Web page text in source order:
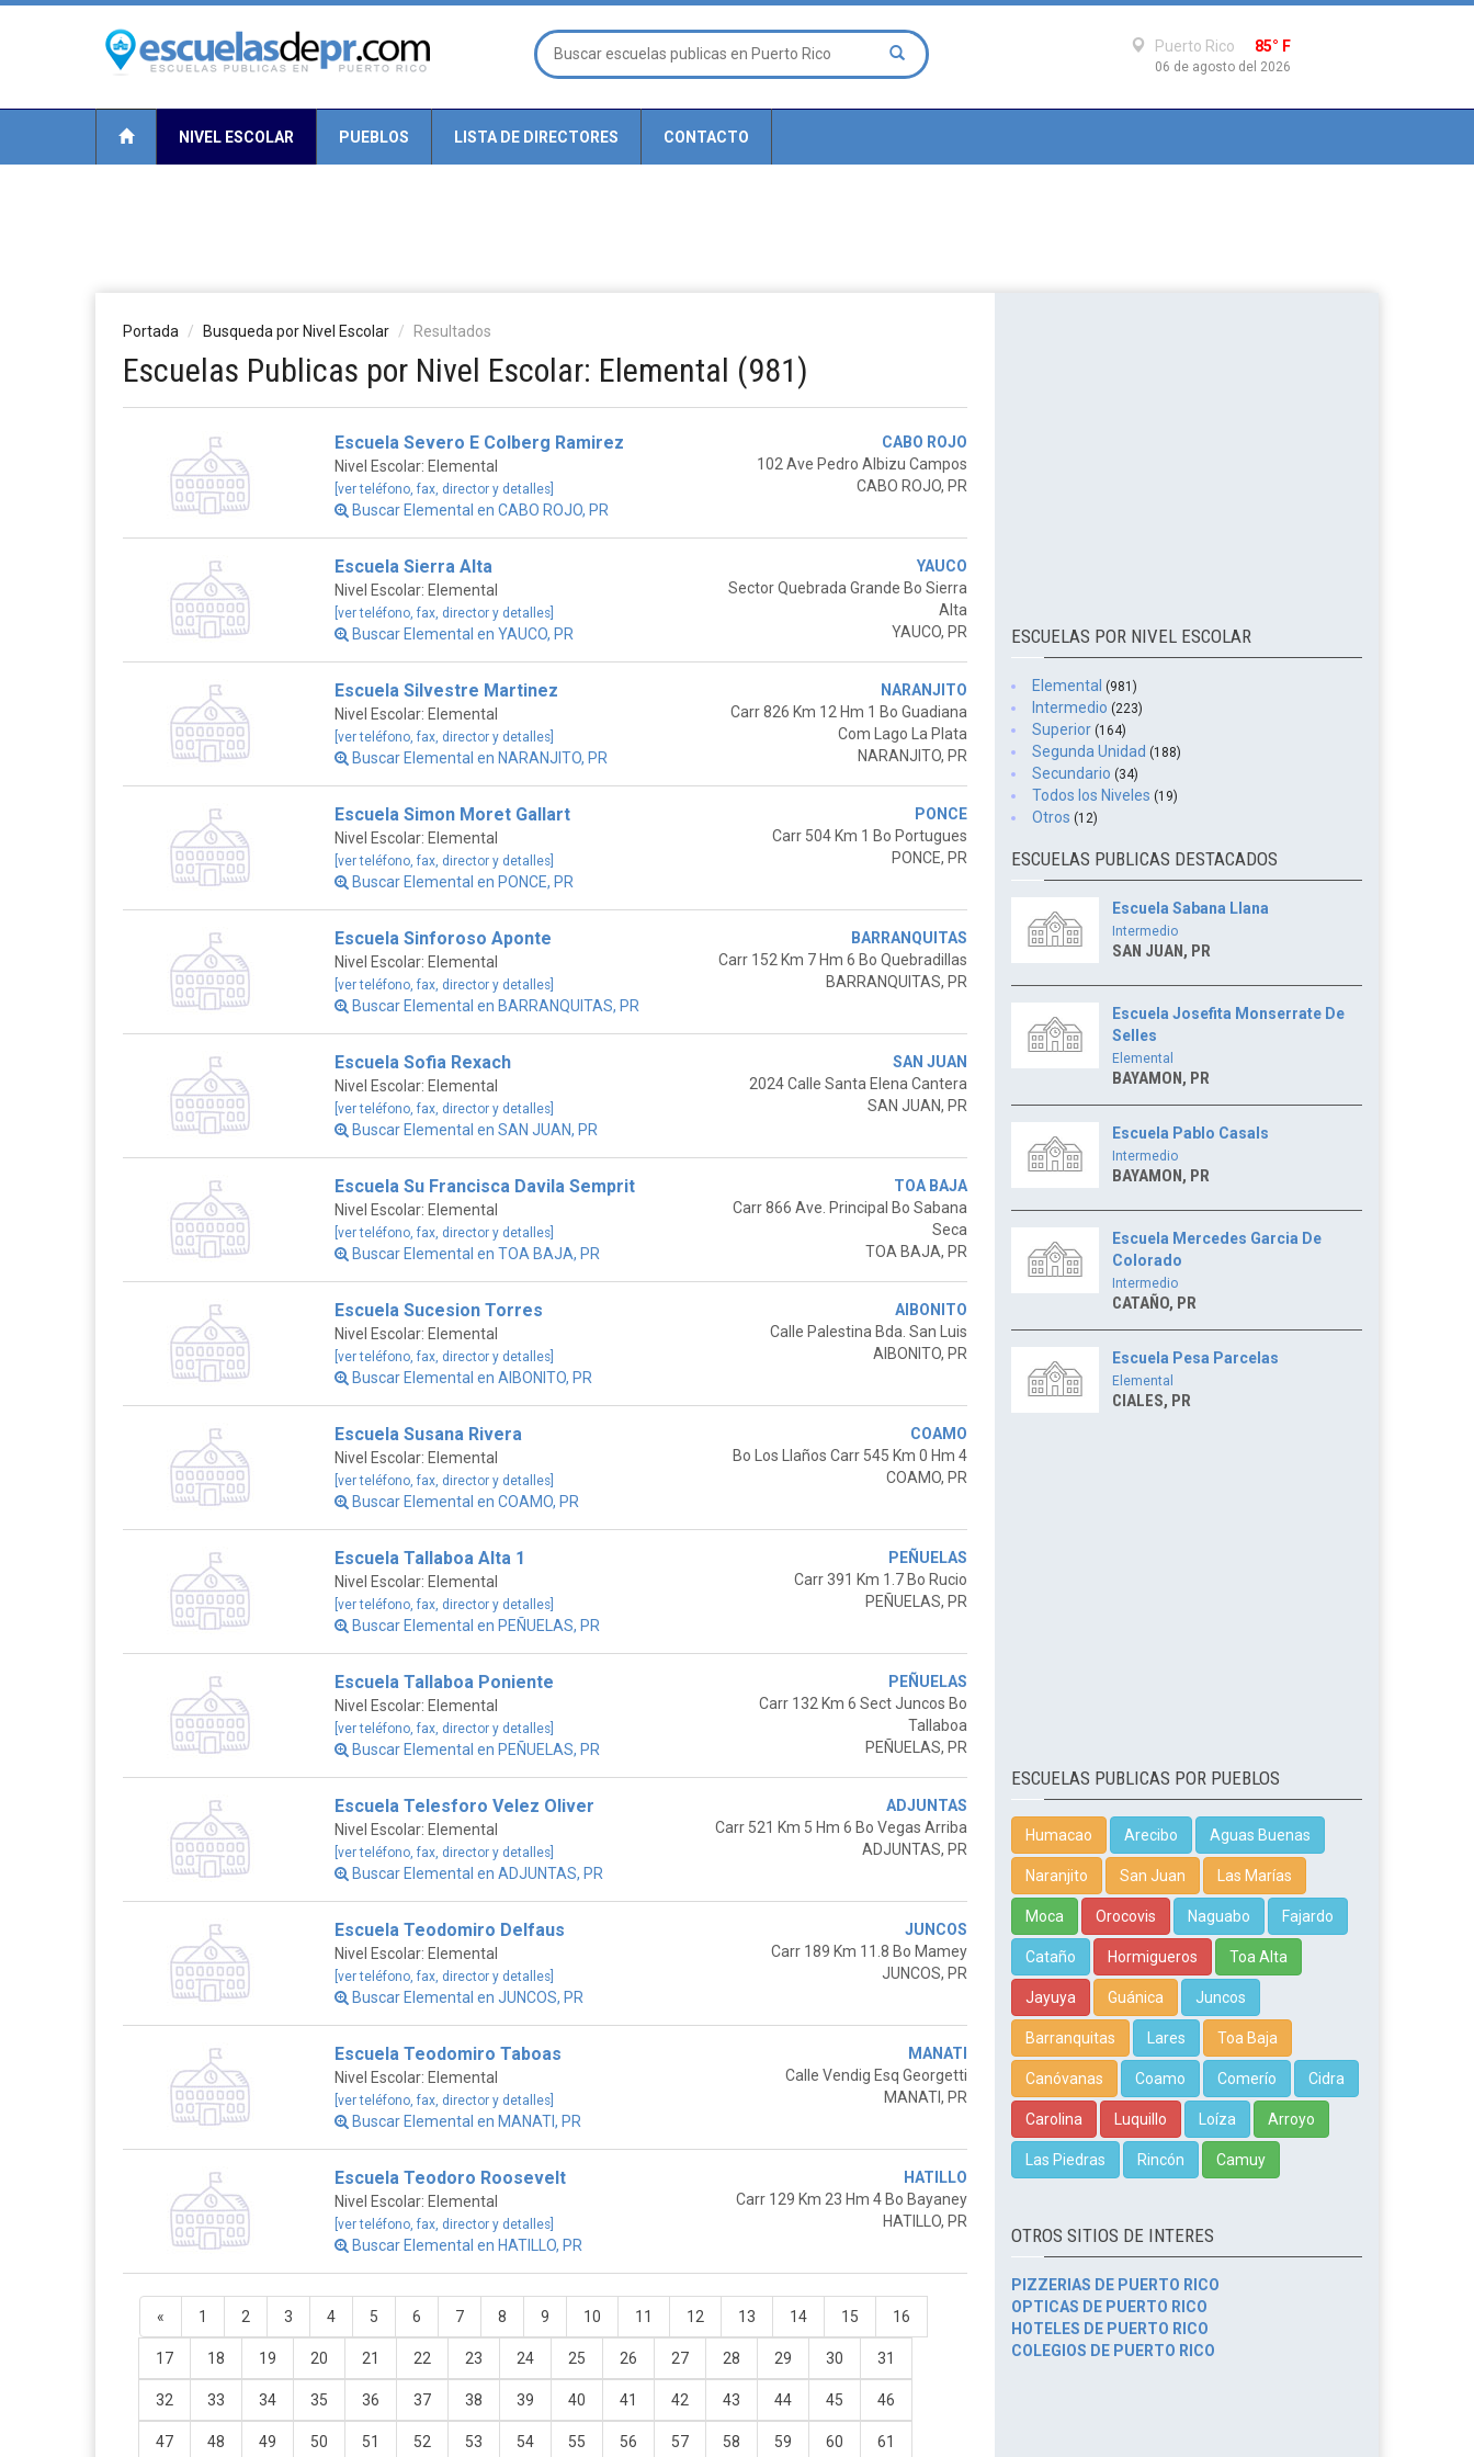
Puerto Rico 85° F
06 de agosto del 2026
NIVEL ESCOLAR PUEBLOS LISTA DE DIRECTORES CONTACTO
Portada Busqueda por Nivel Escolar Resultados
Escuelas Publicas por Nivel Escolar: Elemental (981)
Escuela Severo E Colberg Ramirez
Nivel Escolar: Elemental
[ver teléfono, fax, director y detalles]
Buscar Elemental en CABO ROJO, PR
CABO ROJO
102 Ave Pedro Albizu Campos
CABO ROJO, PR
Escuela Sierra Alta
Nivel Escolar: Elemental
[ver teléfono, fax, director y detalles]
Buscar Elemental en YAUCO, PR
YAUCO
Sector Quebrada Grande Bo Sierra
Alta
YAUCO, PR
Escuela Silvestre Martinez
Nivel Escolar: Elemental
[ver teléfono, fax, director y detalles]
Buscar Elemental en NARANJITO, PR
NARANJITO
Carr 826 Km 12 Hm 1 Bo Guadiana
Com Lago La Plata
NARANJITO, PR
Escuela Simon Moret Gallart
Nivel Escolar: Elemental
[ver teléfono, fax, director y detalles]
Buscar Elemental en PONCE, PR
PONCE
Carr 504 Km 1 Bo Portugues
PONCE, PR
Escuela Sinforoso Aponte
Nivel Escolar: Elemental
[ver teléfono, fax, director y detalles]
Buscar Elemental en BARRANQUITAS, PR
BARRANQUITAS
Carr 152 Km 7 Hm 6 Bo Quebradillas
BARRANQUITAS, PR
Escuela Sofia Rexach
Nivel Escolar: Elemental
[ver teléfono, fax, director y detalles]
Buscar Elemental en SAN JUAN, PR
SAN JUAN
2024 Calle Santa Elena Cantera
SAN JUAN, PR
Escuela Su Francisca Davila Semprit
Nivel Escolar: Elemental
[ver teléfono, fax, director y detalles]
Buscar Elemental en TOA BAJA, PR
TOA BAJA
Carr 866 Ave. Principal Bo Sabana
Seca
TOA BAJA, PR
Escuela Sucesion Torres
Nivel Escolar: Elemental
[ver teléfono, fax, director y detalles]
Buscar Elemental en AIBONITO, PR
AIBONITO
Calle Palestina Bda. San Luis
AIBONITO, PR
Escuela Susana Rivera
Nivel Escolar: Elemental
[ver teléfono, fax, director y detalles]
Buscar Elemental en COAMO, PR
COAMO
Bo Los Llaños Carr 545 Km 0 Hm 4
COAMO, PR
Escuela Tallaboa Alta 1
Nivel Escolar: Elemental
[ver teléfono, fax, director y detalles]
Buscar Elemental en PEÑUELAS, PR
PEÑUELAS
Carr 391 Km 1.7 Bo Rucio
PEÑUELAS, PR
Escuela Tallaboa Poniente
Nivel Escolar: Elemental
[ver teléfono, fax, director y detalles]
Buscar Elemental en PEÑUELAS, PR
PEÑUELAS
Carr 132 Km 6 Sect Juncos Bo
Tallaboa
PEÑUELAS, PR
Escuela Telesforo Velez Oliver
Nivel Escolar: Elemental
[ver teléfono, fax, director y detalles]
Buscar Elemental en ADJUNTAS, PR
ADJUNTAS
Carr 521 Km 5 Hm 6 Bo Vegas Arriba
ADJUNTAS, PR
Escuela Teodomiro Delfaus
Nivel Escolar: Elemental
[ver teléfono, fax, director y detalles]
Buscar Elemental en JUNCOS, PR
JUNCOS
Carr 189 Km 11.8 Bo Mamey
JUNCOS, PR
Escuela Teodomiro Taboas
Nivel Escolar: Elemental
[ver teléfono, fax, director y detalles]
Buscar Elemental en MANATI, PR
MANATI
Calle Vendig Esq Georgetti
MANATI, PR
Escuela Teodoro Roosevelt
Nivel Escolar: Elemental
[ver teléfono, fax, director y detalles]
Buscar Elemental en HATILLO, PR
HATILLO
Carr 129 Km 23 Hm 4 Bo Bayaney
HATILLO, PR
« 1 2 3 4 5 6 7 8 9 10 11 12 13 14 15 16
17 18 19 20 21 22 23 24 25 26 27 28 29 30 31
32 33 34 35 36 37 38 39 40 41 42 43 44 45 46
47 48 49 50 51 52 53 54 55 56 57 58 59 60 61
ESCUELAS POR NIVEL ESCOLAR
Elemental (981)
Intermedio (223)
Superior (164)
Segunda Unidad (188)
Secundario (34)
Todos los Niveles (19)
Otros (12)
ESCUELAS PUBLICAS DESTACADOS
Escuela Sabana Llana
Intermedio
SAN JUAN, PR
Escuela Josefita Monserrate De
Selles
Elemental
BAYAMON, PR
Escuela Pablo Casals
Intermedio
BAYAMON, PR
Escuela Mercedes Garcia De
Colorado
Intermedio
CATAÑO, PR
Escuela Pesa Parcelas
Elemental
CIALES, PR
ESCUELAS PUBLICAS POR PUEBLOS
Humacao Arecibo Aguas Buenas
Naranjito San Juan Las Marías
Moca Orocovis Naguabo Fajardo
Cataño Hormigueros Toa Alta
Jayuya Guánica Juncos
Barranquitas Lares Toa Baja
Canóvanas Coamo Comerío Cidra
Carolina Luquillo Loíza Arroyo
Las Piedras Rincón Camuy
OTROS SITIOS DE INTERES
PIZZERIAS DE PUERTO RICO
OPTICAS DE PUERTO RICO
HOTELES DE PUERTO RICO
COLEGIOS DE PUERTO RICO